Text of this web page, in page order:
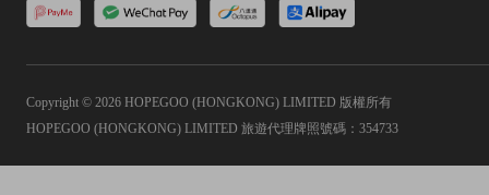
Copyright © 2026 HOPEGOO (HONGKONG) LIMITED 版權所有
HOPEGOO (HONGKONG) LIMITED 旅遊代理牌照號碼：354733